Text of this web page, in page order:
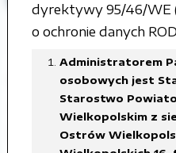
dyrektywy 95/46/WE
o ochronie danych
Administratorem
osobowych jest
Starostwo
Wielkopolskim z
Ostrów
Interpelacja
w sprawie
Sulisław